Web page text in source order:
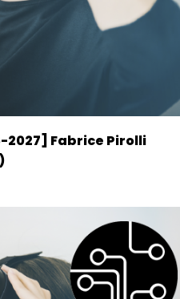
2027] Fabrice Pirolli